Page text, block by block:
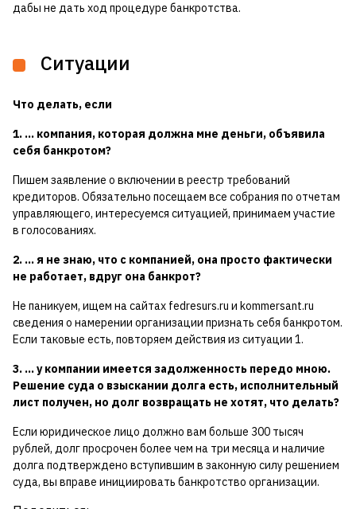
дабы не дать ход процедуре банкротства.
Ситуации
Что делать, если
1. … компания, которая должна мне деньги, объявила
себя банкротом?
Пишем заявление о включении в реестр требований
кредиторов. Обязательно посещаем все собрания по отчетам
управляющего, интересуемся ситуацией, принимаем участие
в голосованиях.
2. … я не знаю, что с компанией, она просто фактически
не работает, вдруг она банкрот?
Не паникуем, ищем на сайтах fedresurs.ru и kommersant.ru
сведения о намерении организации признать себя банкротом.
Если таковые есть, повторяем действия из ситуации 1.
3. … у компании имеется задолженность передо мною.
Решение суда о взыскании долга есть, исполнительный
лист получен, но долг возвращать не хотят, что делать?
Если юридическое лицо должно вам больше 300 тысяч
рублей, долг просрочен более чем на три месяца и наличие
долга подтверждено вступившим в законную силу решением
суда, вы вправе инициировать банкротство организации.